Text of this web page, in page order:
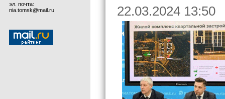
эл. почта:
nia.tomsk@mail.ru
22.03.2024 13:50